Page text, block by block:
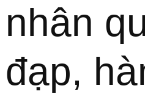
nhân
đạp,